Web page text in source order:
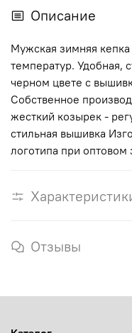
Описание
Мужская зимняя
температур. Удобная,
черном цвете с
Собственное
жесткий козырек -
стильная вышивка
логотипа при оптовом
Отзывы